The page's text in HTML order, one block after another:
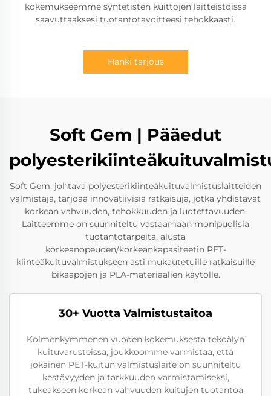
kokemukseemme syntetisten kuittojen laitteistoissa
saavuttaaksesi tuotantotavoitteesi tehokkaasti.
Hanki tarjous
Soft Gem | Pääedut
Soft Gem, johtava polyesterikiinteäkuituvalmistuslaitteiden
valmistaja, tarjoaa innovatiivisia ratkaisuja, jotka yhdistävät
korkean vahvuuden, tehokkuuden ja luotettavuuden.
Laitteemme on suunniteltu vastaamaan monipuolisia
tuotantotarpeita, alusta
korkeanopeuden/korkeankapasiteetin PET-
kiinteäkuituvalmistukseen asti mukautetuille ratkaisuille
bikaapojen ja PLA-materiaalien käytölle.
30+ Vuotta Valmistustaitoa
Kolmenkymmenen vuoden kokemuksesta tekoälyn
kuituvarusteissa, joukkoomme varmistaa, että
jokainen PET-kuitun valmistuslaite on suunniteltu
kestävyyden ja tarkkuuden varmistamiseksi,
tukeakseen korkean vahvuuden kuitujen tuotantoa